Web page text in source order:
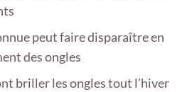
peut faire disparaître en
des ongles
briller les ongles tout l’hiver